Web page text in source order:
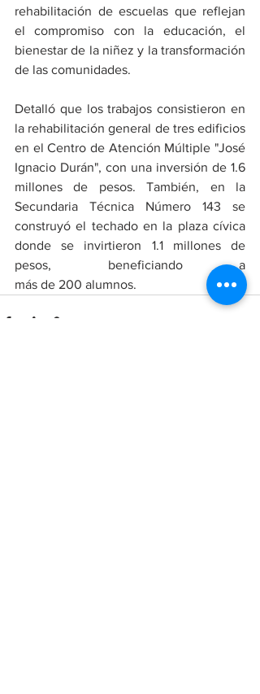
rehabilitación de escuelas que reflejan
el compromiso con la educación, el
bienestar de la niñez y la transformación
de las comunidades.
Detalló que los trabajos consistieron en
la rehabilitación general de tres edificios
en el Centro de Atención Múltiple "José
Ignacio Durán", con una inversión de 1.6
millones de pesos. También, en la
Secundaria Técnica Número 143 se
construyó el techado en la plaza cívica
donde se invirtieron 1.1 millones de
pesos, beneficiando a
más de 200 alumnos.